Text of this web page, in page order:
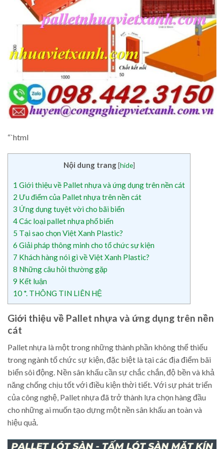
“`html
Nội dung trang [hide]
1 Giới thiệu về Pallet nhựa và ứng dụng trên nền cát
2 Ưu điểm của Pallet nhựa trên nền cát
3 Ứng dụng tuyệt vời cho bãi biển
4Các loại pallet nhựa phổ biến
5 Tại sao chọn Việt Xanh Plastic?
6 Giải pháp thông minh cho tổ chức sự kiện
7 Khách hàng nói gì về Việt Xanh Plastic?
8 Những câu hỏi thường gặp
9 Kết luận
10 *. THÔNG TIN LIÊN HỆ
Giới thiệu về Pallet nhựa và ứng dụng trên nền
cát
Pallet nhựa là một trong những thành phần không thể thiếu
trong ngành tổ chức sự kiện, đặc biệt là tại các địa điểm bãi
biển sôi động. Nền sân khấu cần sự chắc chắn, độ bền và khả
năng chống chịu tốt với điều kiện thời tiết. Với sự phát triển
của công nghệ, Pallet nhựa đã trở thành lựa chọn hàng đầu
cho những ai muốn tạo dựng một nền sân khấu an toàn và
hiệu quả.